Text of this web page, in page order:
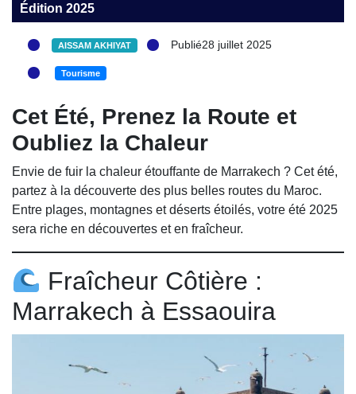
Édition 2025
AISSAM AKHIYAT Publié28 juillet 2025
Tourisme
Cet Été, Prenez la Route et
Oubliez la Chaleur
Envie de fuir la chaleur étouffante de Marrakech ? Cet été,
partez à la découverte des plus belles routes du Maroc.
Entre plages, montagnes et déserts étoilés, votre été 2025
sera riche en découvertes et en fraîcheur.
Fraîcheur Côtière :
Marrakech à Essaouira